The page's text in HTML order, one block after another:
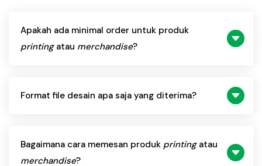
Apakah ada minimal order untuk produk
printingatau merchandise?
Formatfile desain apa saja yang diterima?
Bagaimana cara memesan produk printingatau
merchandise?